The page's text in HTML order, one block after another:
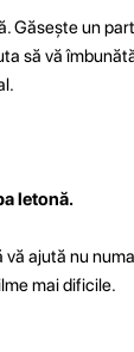
Găsește un
să vă
letonă.
ajută nu
mai dificile.